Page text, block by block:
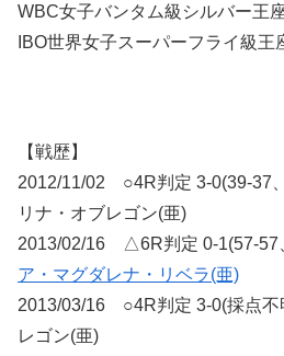
WBC女子バンタム級シルバー王
IBO世界女子スーパーフライ級王
【戦歴】
2012/11/02 ○4R判定 3-0(39-37
リナ・オブレゴン(亜)
2013/02/16 △6R判定 0-1(57-57
ア・マグダレナ・リベラ(亜)
2013/03/16 ○4R判定 3-0(採点
レゴン(亜)